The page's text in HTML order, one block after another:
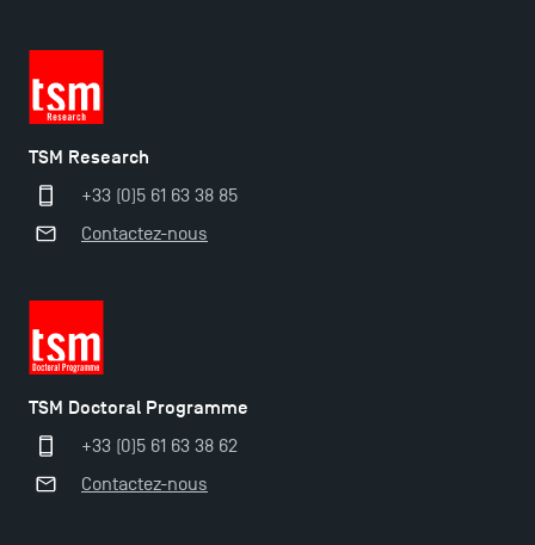
Mobilité sortante
Les meilleurs mémoires du M2 Comptabilité
récompensés
2023 !
Derniers jours pour candidater aux formations
professionnelles en alternance à TSM !
Nouvelles formations à Toulouse School of
TSM Research
+33 (0)5 61 63 38 85
Contactez-nous
TSM Doctoral Programme
+33 (0)5 61 63 38 62
Contactez-nous